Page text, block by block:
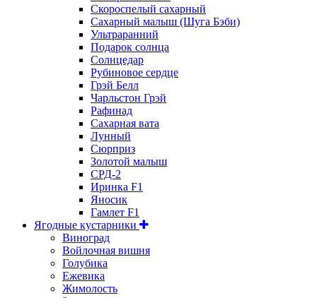
Скороспелый сахарный
Сахарный малыш (Шуга Бэби)
Ультраранний
Подарок солнца
Солнцедар
Рубиновое сердце
Грэй Белл
Чарльстон Грэй
Рафинад
Сахарная вата
Лунный
Сюрприз
Золотой малыш
СРД-2
Иринка F1
Яносик
Гамлет F1
Ягодные кустарники
Виноград
Войлочная вишня
Голубика
Ежевика
Жимолость